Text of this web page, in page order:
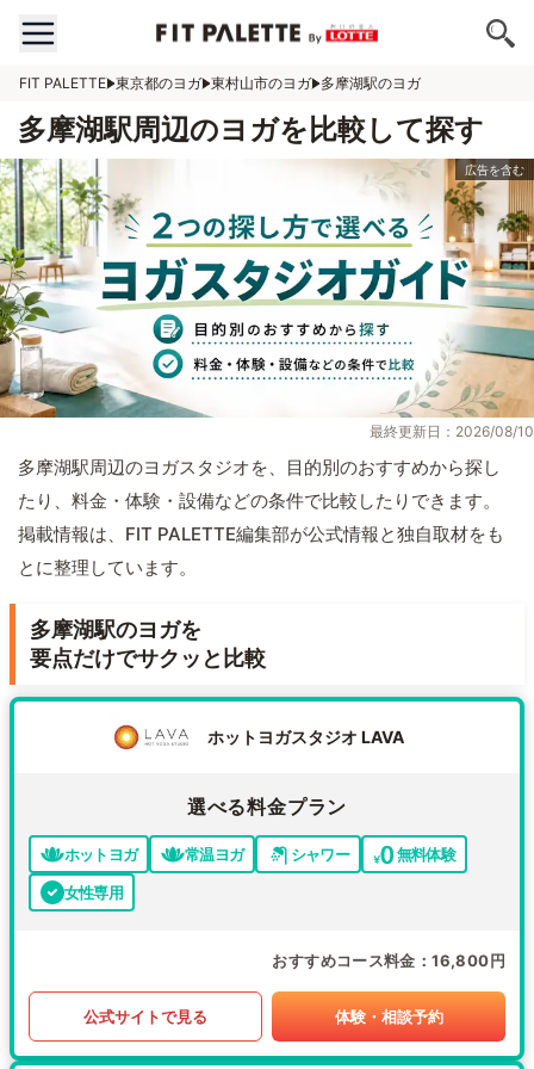
FIT PALETTE 東京都のヨガ 東村山市のヨガ 多摩湖駅のヨガ
多摩湖駅周辺のヨガを比較して探す
最終更新日：2026/08/10
多摩湖駅周辺のヨガスタジオを、目的別のおすすめから探し
たり、料金・体験・設備などの条件で比較したりできます。
掲載情報は、FIT PALETTE編集部が公式情報と独自取材をも
とに整理しています。
多摩湖駅のヨガを
要点だけでサクッと比較
ホットヨガスタジオ LAVA
選べる料金プラン
ホットヨガ 常温ヨガ シャワー
無料体験
女性専用
おすすめコース料金 16,800円
公式サイトで見る 体験・相談予約